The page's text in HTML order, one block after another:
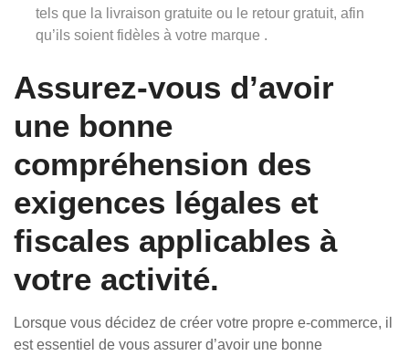
tels que la livraison gratuite ou le retour gratuit, afin
qu’ils soient fidèles à votre marque .
Assurez-vous d’avoir
une bonne
compréhension des
exigences légales et
fiscales applicables à
votre activité.
Lorsque vous décidez de créer votre propre e-commerce, il
est essentiel de vous assurer d’avoir une bonne